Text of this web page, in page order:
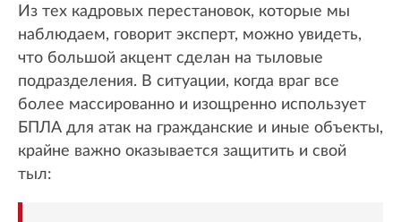
Из тех кадровых перестановок, которые мы
наблюдаем, говорит эксперт, можно увидеть,
что большой акцент сделан на тыловые
подразделения. В ситуации, когда враг все
более массированно и изощренно использует
БПЛА для атак на гражданские и иные объекты,
крайне важно оказывается защитить и свой
тыл: